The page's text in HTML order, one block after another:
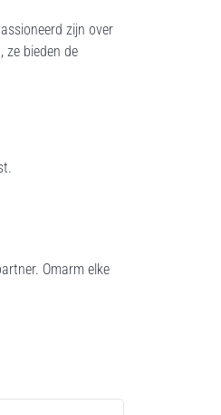
zijn over
ze bieden de
Omarm elke